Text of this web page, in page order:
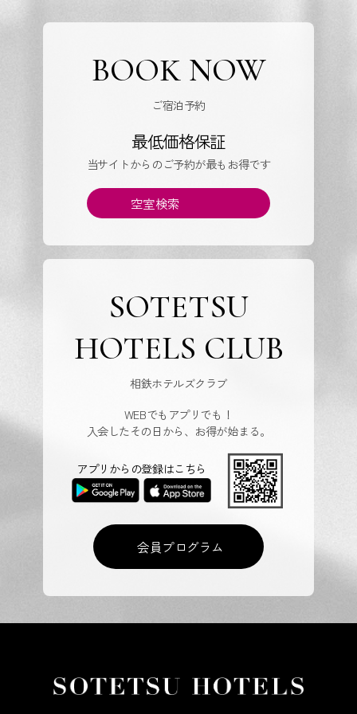
BOOK NOW
ご宿泊予約
最低価格保証
当サイトからのご予約が最もお得です
空室検索
SOTETSU
HOTELS CLUB
相鉄ホテルズクラブ
WEBでもアプリでも！
入会したその日から、お得が始まる。
会員プログラム
アプリからの登録はこちら